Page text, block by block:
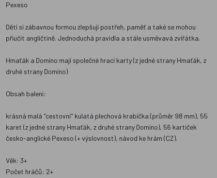
Pexeso
Děti si zábavnou formou zlepšují postřeh, paměť a také se mohou
přiučit angličtině. Jednoduchá pravidla a stále usměvavá zvířátka.
Hmaťák a Domino mají společné hrací karty (z jedné strany Hmaťák, z
druhé strany Domino)
Obsah balení:
krásná malá "cestovní" kulatá plechová krabička (průměr 98 mm), 55
karet (z jedné strany Hmaťák, z druhé strany Domino), 56 kartiček
česko-anglické Pexeso (+ výslovnost), návod ke hrám (CZ).
Věk: 3+
Počet hráčů: 2+